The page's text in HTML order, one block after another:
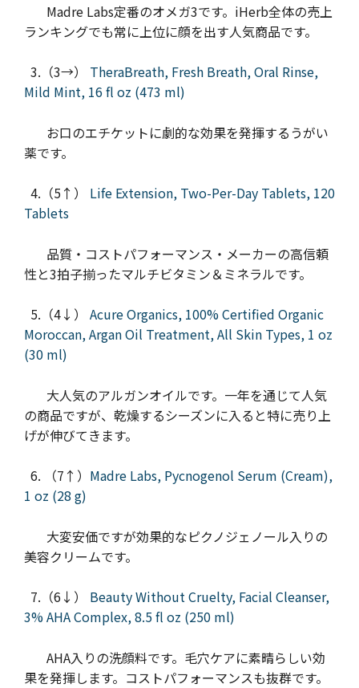
Madre Labs定番のオメガ3です。iHerb全体の売上
ランキングでも常に上位に顔を出す人気商品です。
3.（3→） TheraBreath, Fresh Breath, Oral Rinse,
Mild Mint, 16 fl oz (473 ml)
お口のエチケットに劇的な効果を発揮するうがい
薬です。
4.（5↑） Life Extension, Two-Per-Day Tablets, 120
Tablets
品質・コストパフォーマンス・メーカーの高信頼
性と3拍子揃ったマルチビタミン＆ミネラルです。
5.（4↓） Acure Organics, 100% Certified Organic
Moroccan, Argan Oil Treatment, All Skin Types, 1 oz
(30 ml)
大人気のアルガンオイルです。一年を通じて人気
の商品ですが、乾燥するシーズンに入ると特に売り上
げが伸びてきます。
6. （7↑） Madre Labs, Pycnogenol Serum (Cream),
1 oz (28 g)
大変安価ですが効果的なピクノジェノール入りの
美容クリームです。
7.（6↓） Beauty Without Cruelty, Facial Cleanser,
3% AHA Complex, 8.5 fl oz (250 ml)
AHA入りの洗顔料です。毛穴ケアに素晴らしい効
果を発揮します。コストパフォーマンスも抜群です。